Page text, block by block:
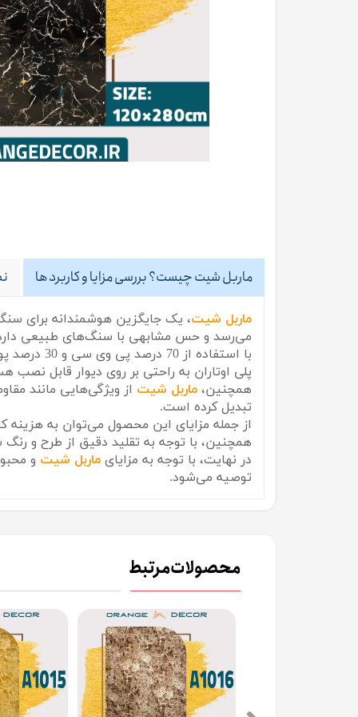
ماربل شیت چیست؟ بررسی مزایا و کاربرد ها
ماربل شیت، یک جایگزین هوشمندانه برای
می‌رسد و حس مشابهی با سنگ‌های طبیعی دارد،
با استفاده از 70 درصد پی وی سی و 30 درصد پودر سنگ،
پلی اوتاران به راحتی بر روی دیوار قابل
همچنین، ماربل شیت از ویژگی‌هایی مانند
تبدیل کرده است.
از جمله مزایای این محصول می‌توان به
همچنین، با توجه به تقلید دقیق از طرح و
در نهایت، با توجه به مزایای ماربل شیت و
توصیه می‌شود.
محصولات مرتبط